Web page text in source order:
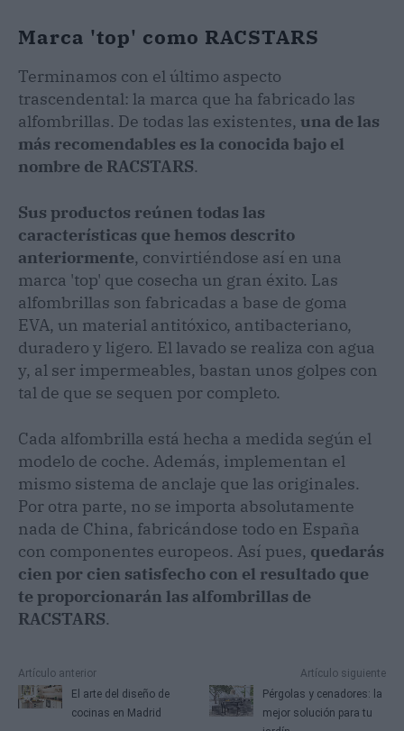
Marca 'top' como RACSTARS
Terminamos con el último aspecto
trascendental: la marca que ha fabricado las
alfombrillas. De todas las existentes, una de las
más recomendables es la conocida bajo el
nombre de RACSTARS.
Sus productos reúnen todas las
características que hemos descrito
anteriormente, convirtiéndose así en una
marca 'top' que cosecha un gran éxito. Las
alfombrillas son fabricadas a base de goma
EVA, un material antitóxico, antibacteriano,
duradero y ligero. El lavado se realiza con agua
y, al ser impermeables, bastan unos golpes con
tal de que se sequen por completo.
Cada alfombrilla está hecha a medida según el
modelo de coche. Además, implementan el
mismo sistema de anclaje que las originales.
Por otra parte, no se importa absolutamente
nada de China, fabricándose todo en España
con componentes europeos. Así pues, quedarás
cien por cien satisfecho con el resultado que
te proporcionarán las alfombrillas de
RACSTARS.
Artículo anterior
El arte del diseño de
cocinas en Madrid
Artículo siguiente
Pérgolas y cenadores: la
mejor solución para tu